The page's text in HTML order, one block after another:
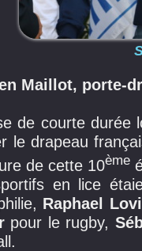
Maillot, porte-
de courte durée
le drapeau
de cette 10ème
en lice
Raphael
pour le rugby,